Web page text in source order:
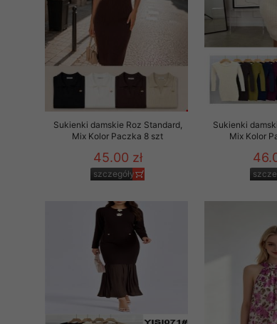
Sukienki damskie Roz Standard,
Mix Kolor Paczka 8 szt
45.00 zł
szczegóły
Sukienki
Mix Kolor